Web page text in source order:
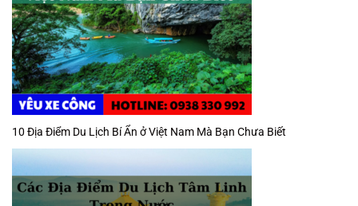
10 Địa Điểm Du Lịch Bí Ẩn ở Việt Nam Mà Bạn Chưa Biết